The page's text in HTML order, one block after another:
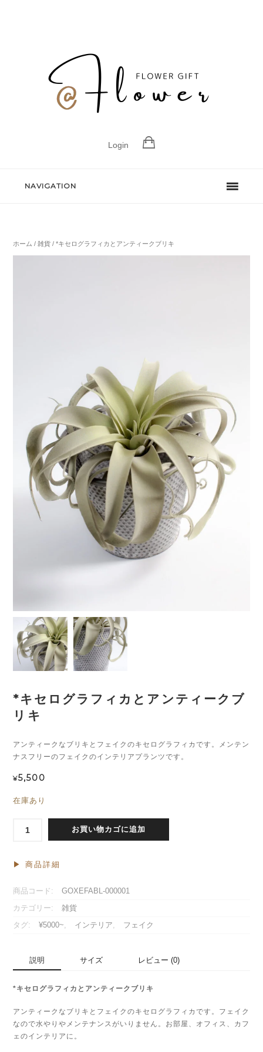
Login
NAVIGATION
ホーム /雑貨 / *キセログラフィカとアンティークブリキ
*キセログラフィカとアンティークブ
リキ
アンティークなブリキとフェイクのキセログラフィカです。メンテン
ナスフリーのフェイクのインテリアプランツです。
¥5,500
在庫あり
ロ
ラ
フ
ィ
カ
テ
ィ
ク
ブ
リ
お買い物カゴに追加
▶︎ 商品詳細
商品コード: GOXEFABL-000001
カテゴリー: 雑貨
タグ: ¥5000~, インテリア, フェイク
説明 サイズ レビュー (0)
*キセログラフィカとアンティークブリキ
アンティークなブリキとフェイクのキセログラフィカです。フェイク
なので水やりやメンテナンスがいりません。お部屋、オフィス、カフ
ェのインテリアに。